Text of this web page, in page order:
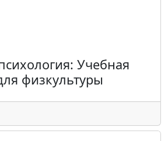
Учебная
физкультуры